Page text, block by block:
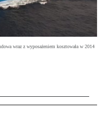
wraz z wyposażeniem kosztowała w 2014